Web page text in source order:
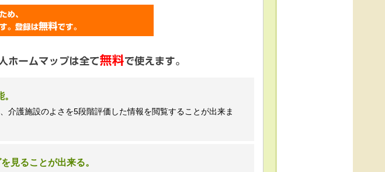
お断りいたします）
介護施設のよさを5段階評価した情報を閲覧することが出来ま
見ることが出来る。